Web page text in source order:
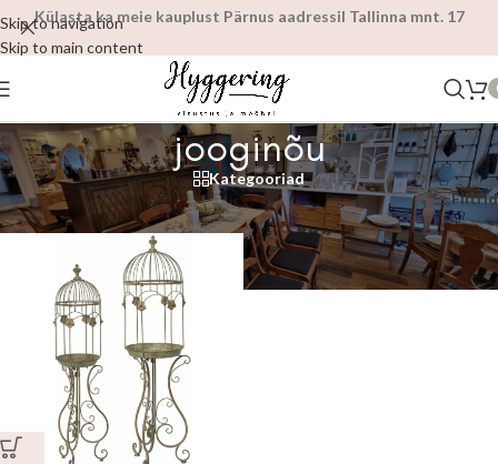
Skip to navigation
Skip to main content
Külasta ka meie kauplust Pärnus aadressil Tallinna mnt. 17
jooginõu
Kategooriad
Esileht/Tooted siltidega “jooginõu” Filtrid